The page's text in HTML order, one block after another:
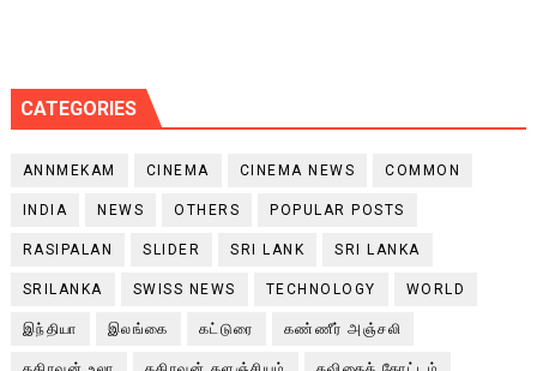
CATEGORIES
ANNMEKAM CINEMA CINEMA NEWS COMMON
INDIA NEWS OTHERS POPULAR POSTS
RASIPALAN SLIDER SRI LANK SRI LANKA
SRILANKA SWISS NEWS TECHNOLOGY WORLD
இந்தியா இலங்கை கட்டுரை கண்ணீர் அஞ்சலி